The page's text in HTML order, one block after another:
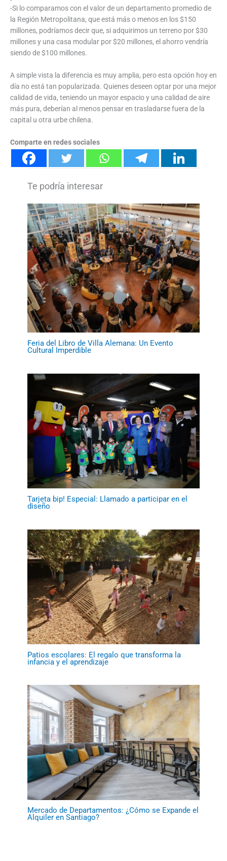
-Si lo comparamos con el valor de un departamento promedio de
la Región Metropolitana, que está más o menos en los $150
millones, podríamos decir que, si adquirimos un terreno por $30
millones y una casa modular por $20 millones, el ahorro vendría
siendo de $100 millones.
A simple vista la diferencia es muy amplia, pero esta opción hoy en
día no está tan popularizada. Quienes deseen optar por una mejor
calidad de vida, teniendo un mayor espacio y una calidad de aire
más pura, deberían al menos pensar en trasladarse fuera de la
capital u otra urbe chilena.
Comparte en redes sociales
Feria del Libro de Villa Alemana: Un Evento
Cultural Imperdible
Tarjeta bip! Especial: Llamado a participar en el
diseño
Patios escolares: El regalo que transforma la
infancia y el aprendizaje
Mercado de Departamentos: ¿Cómo se Expande el
Alquiler en Santiago?